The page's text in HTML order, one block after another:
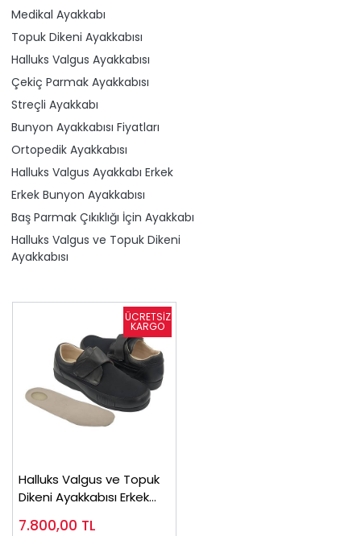
Medikal Ayakkabı
Topuk Dikeni Ayakkabısı
Halluks Valgus Ayakkabısı
Çekiç Parmak Ayakkabısı
Streçli Ayakkabı
Bunyon Ayakkabısı Fiyatları
Ortopedik Ayakkabısı
Halluks Valgus Ayakkabı Erkek
Erkek Bunyon Ayakkabısı
Baş Parmak Çıkıklığı İçin Ayakkabı
Halluks Valgus ve Topuk Dikeni
Ayakkabısı
Halluks Valgus ve Topuk
Dikeni Ayakkabısı Erkek
7.800,00 TL